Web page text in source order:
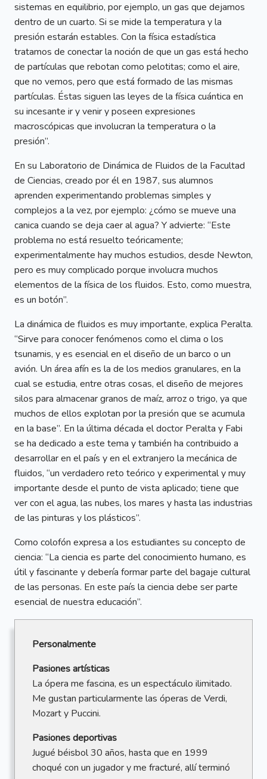
sistemas en equilibrio, por ejemplo, un gas que dejamos
dentro de un cuarto. Si se mide la temperatura y la
presión estarán estables. Con la física estadística
tratamos de conectar la noción de que un gas está hecho
de partículas que rebotan como pelotitas; como el aire,
que no vemos, pero que está formado de las mismas
partículas. Éstas siguen las leyes de la física cuántica en
su incesante ir y venir y poseen expresiones
macroscópicas que involucran la temperatura o la
presión”.
En su Laboratorio de Dinámica de Fluidos de la Facultad
de Ciencias, creado por él en 1987, sus alumnos
aprenden experimentando problemas simples y
complejos a la vez, por ejemplo: ¿cómo se mueve una
canica cuando se deja caer al agua? Y advierte: “Este
problema no está resuelto teóricamente;
experimentalmente hay muchos estudios, desde Newton,
pero es muy complicado porque involucra muchos
elementos de la física de los fluidos. Esto, como muestra,
es un botón”.
La dinámica de fluidos es muy importante, explica Peralta.
“Sirve para conocer fenómenos como el clima o los
tsunamis, y es esencial en el diseño de un barco o un
avión. Un área afín es la de los medios granulares, en la
cual se estudia, entre otras cosas, el diseño de mejores
silos para almacenar granos de maíz, arroz o trigo, ya que
muchos de ellos explotan por la presión que se acumula
en la base”. En la última década el doctor Peralta y Fabi
se ha dedicado a este tema y también ha contribuido a
desarrollar en el país y en el extranjero la mecánica de
fluidos, “un verdadero reto teórico y experimental y muy
importante desde el punto de vista aplicado; tiene que
ver con el agua, las nubes, los mares y hasta las industrias
de las pinturas y los plásticos”.
Como colofón expresa a los estudiantes su concepto de
ciencia: “La ciencia es parte del conocimiento humano, es
útil y fascinante y debería formar parte del bagaje cultural
de las personas. En este país la ciencia debe ser parte
esencial de nuestra educación”.
Personalmente
Pasiones artísticas
La ópera me fascina, es un espectáculo ilimitado.
Me gustan particularmente las óperas de Verdi,
Mozart y Puccini.
Pasiones deportivas
Jugué béisbol 30 años, hasta que en 1999
choqué con un jugador y me fracturé, allí terminó